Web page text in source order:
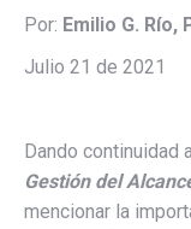
Por: Emilio G. Río,
Julio 21 de 2021
Dando continuidad
Gestión del
mencionar la